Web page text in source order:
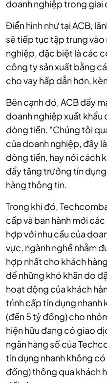
doanh nghiệp trong giai
Điển hình như tại ACB,
sẽ tiếp tục tập trung
nghiệp, đặc biệt là các
công ty sản xuất bằng
cho vay hấp dẫn hơn,
Bên cạnh đó, ACB đẩy
doanh nghiệp xuất
dòng tiền. "Chúng tôi
của doanh nghiệp, đây
dòng tiền, hay nói cách
đẩy tăng trưởng tín
hàng thông tin.
Trong khi đó,
cấp và ban hành mới
hợp với nhu cầu của
vực, ngành nghề nhằm
hợp nhất cho khách
để những khó khăn do
hoạt động của khách
trình cấp tín dụng nhanh
(đến 5 tỷ đồng) cho
hiện hữu đang có giao
ngân hàng số của
tín dụng nhanh không
đồng) thông qua khách